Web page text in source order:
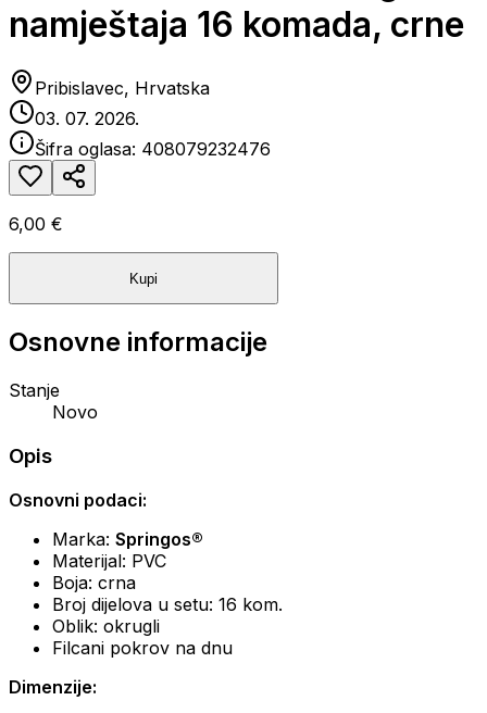
namještaja 16 komada, crne
Pribislavec, Hrvatska
03. 07. 2026.
Šifra oglasa: 408079232476
6,00 €
Kupi
Osnovne informacije
Stanje
Novo
Opis
Osnovni podaci:
Marka: Springos®
Materijal: PVC
Boja: crna
Broj dijelova u setu: 16 kom.
Oblik: okrugli
Filcani pokrov na dnu
Dimenzije: